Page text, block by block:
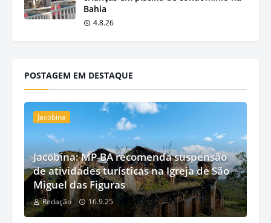
Bahia
4.8.26
POSTAGEM EM DESTAQUE
Jacobina
Jacobina: MP-BA recomenda suspensão
de atividades turísticas na Igreja de São
Miguel das Figuras
Redação 16.9.25